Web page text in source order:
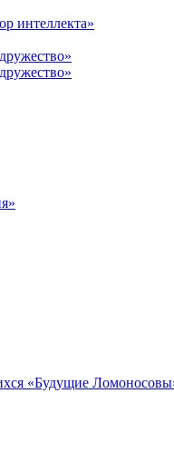
интеллекта»
«Будущие